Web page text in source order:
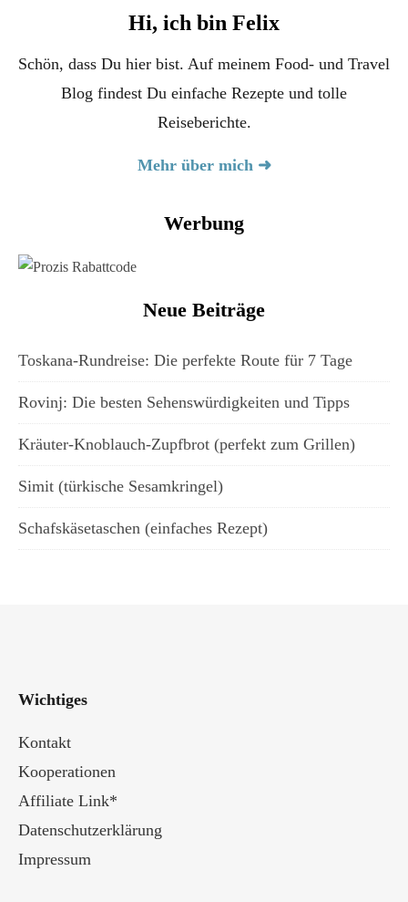
Hi, ich bin Felix
Schön, dass Du hier bist. Auf meinem Food- und Travel
Blog findest Du einfache Rezepte und tolle
Reiseberichte.
Mehr über mich ➜
Werbung
Neue Beiträge
Toskana-Rundreise: Die perfekte Route für 7 Tage
Rovinj: Die besten Sehenswürdigkeiten und Tipps
Kräuter-Knoblauch-Zupfbrot (perfekt zum Grillen)
Simit (türkische Sesamkringel)
Schafskäsetaschen (einfaches Rezept)
Wichtiges
Kontakt
Kooperationen
Affiliate Link*
Datenschutzerklärung
Impressum